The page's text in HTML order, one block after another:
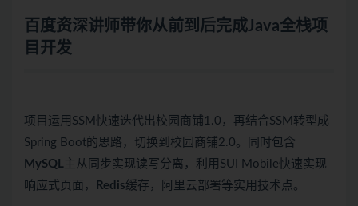
百度资深讲师带你从前到后完成Java全栈项
目开发
项目运用SSM快速迭代出校园商铺1.0，再结合SSM转型成
Spring Boot的思路，切换到校园商铺2.0。同时包含
MySQL 主从同步实现读写分离，利用SUI Mobile快速实现
响应式页面，
Redis缓存，阿里云部署等实用技术点。